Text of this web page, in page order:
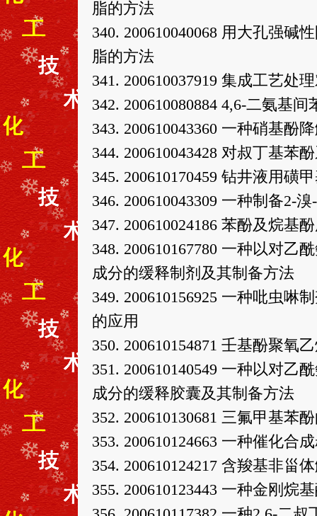
脂的方法
340. 200610040068 用大孔强碱
脂的方法
341. 200610037919 集成工艺处
342. 200610080884 4,6-二氨基
343. 200610043360 一种硝基酚
344. 200610043428 对叔丁基苯
345. 200610170459 钻井液用磺
346. 200610043309 一种制备2-
347. 200610024186 苯酚及烷基
348. 200610167780 一种以对乙
成分的缓释制剂及其制备方法
349. 200610156925 一种吡虫啉
的应用
350. 200610154871 壬基酚聚氧
351. 200610140549 一种以对乙
成分的缓释胶囊及其制备方法
352. 200610130681 三氟甲基苯
353. 200610124663 一种催化合
354. 200610124217 含羧基非甾
355. 200610123443 一种金刚烷